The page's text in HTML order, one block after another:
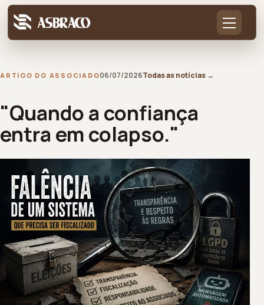
ARTIGO DO ASSOCIADO06/07/2026Todas as notícias →
"Quando a confiança
entra em colapso."